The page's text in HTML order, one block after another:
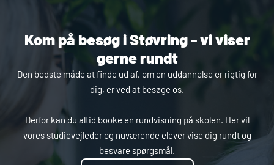
Kom på besøg i Støvring - vi viser
gerne rundt
Den bedste måde at finde ud af, om en uddannelse er rigtig for
dig, er ved at besøge os.
Derfor kan du altid booke en rundvisning på skolen. Her vil
vores studievejleder og nuværende elever vise dig rundt og
besvare spørgsmål.